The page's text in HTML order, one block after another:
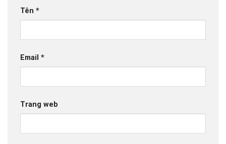
Tên *
Email *
Trang web